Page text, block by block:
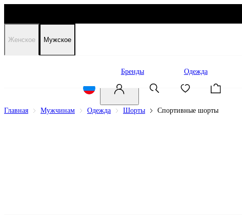
Женское Мужское
Бренды Одежда
Главная Мужчинам Одежда Шорты Спортивные шорты